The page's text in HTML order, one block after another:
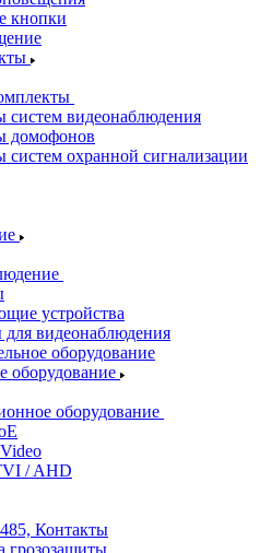
кнопки
систем видеонаблюдения
домофонов
систем охранной сигнализации
устройства
видеонаблюдения
оборудование
оборудование
оборудование
/ AHD
Контакты
грозозащиты